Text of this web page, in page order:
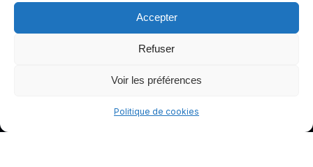
Accepter
Refuser
Voir les préférences
Politique de cookies